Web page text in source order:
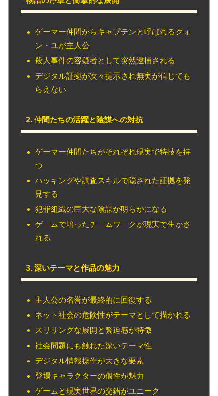
ゲーマー仲間からキャプテンと呼ばれるクォ
ン・ユが主人公
殺人事件の容疑者として突然逮捕される
デジタル証拠が次々提示され無実が信じても
らえない
2. 仲間たちの活躍と陰謀への対抗
ゲーマー仲間たちがそれぞれ現実で特技を持
つ
ハッキングや調査スキルで隠された証拠を発
見する
犯罪組織の巨大な陰謀が明らかになる
ゲームで培ったチームワークが現実で生かさ
れる
3. 深いテーマと作品の魅力
主人公の名誉が最終的に回復する
ネット社会の危険性がテーマとして描かれる
スリリングな展開と緊迫感が特徴
社会問題にも触れた深いテーマ性
デジタル情報操作が大きな要素
登場キャラクターの個性が魅力
ゲームと現実世界の交錯がユニーク